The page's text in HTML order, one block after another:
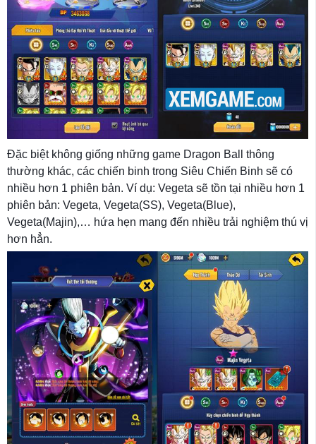
Đặc biệt không giống những game Dragon Ball thông
thường khác, các chiến binh trong Siêu Chiến Binh sẽ có
nhiều hơn 1 phiên bản. Ví dụ: Vegeta sẽ tồn tại nhiều hơn 1
phiên bản: Vegeta, Vegeta(SS), Vegeta(Blue),
Vegeta(Majin),… hứa hẹn mang đến nhiều trải nghiệm thú vị
hơn hẳn.